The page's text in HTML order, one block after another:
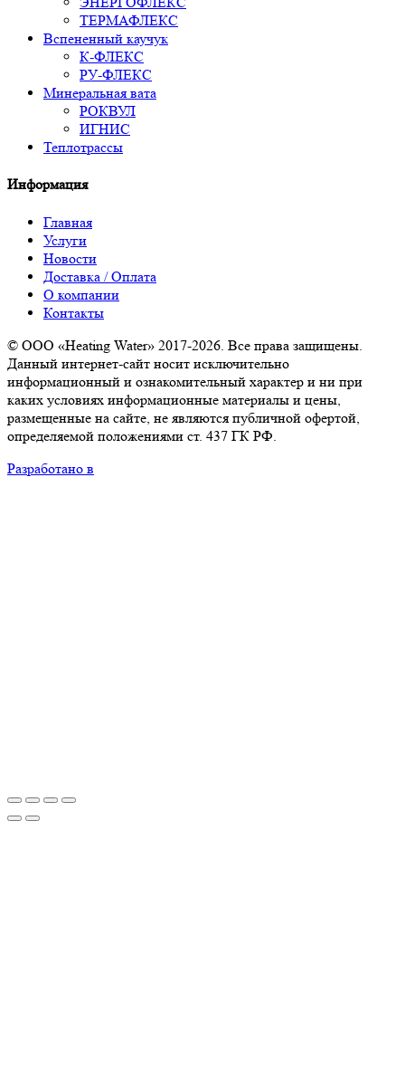
ТЕРМАФЛЕКС
Вспененный каучук
К-ФЛЕКС
РУ-ФЛЕКС
Минеральная вата
РОКВУЛ
ИГНИС
Теплотрассы
Информация
Главная
Услуги
Новости
Доставка / Оплата
О компании
Контакты
© ООО «Heating Water» 2017-2026. Все права защищены.
Данный интернет-сайт носит исключительно
информационный и ознакомительный характер и ни при
каких условиях информационные материалы и цены,
размещенные на сайте, не являются публичной офертой,
определяемой положениями ст. 437 ГК РФ.
Разработано в